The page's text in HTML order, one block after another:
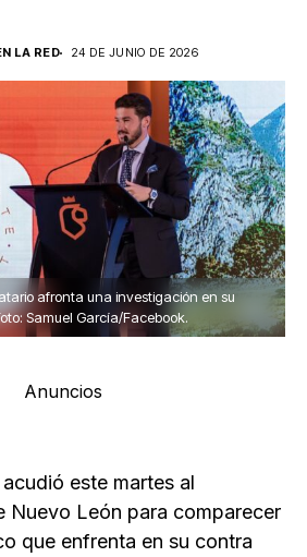
LA RED
24 DE JUNIO DE 2026
afronta una investigación en su
Samuel García/Facebook.
Anuncios
este martes al
Nuevo León para comparecer
que enfrenta en su contra